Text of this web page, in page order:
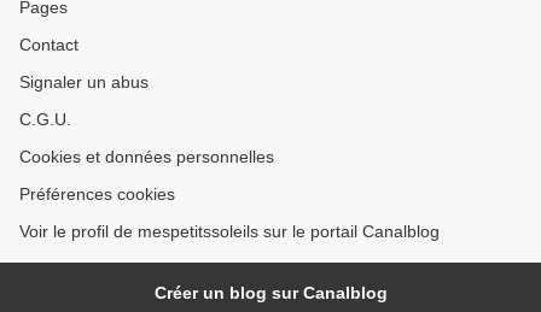
Pages
Contact
Signaler un abus
C.G.U.
Cookies et données personnelles
Préférences cookies
Voir le profil de mespetitssoleils sur le portail Canalblog
Créer un blog sur Canalblog